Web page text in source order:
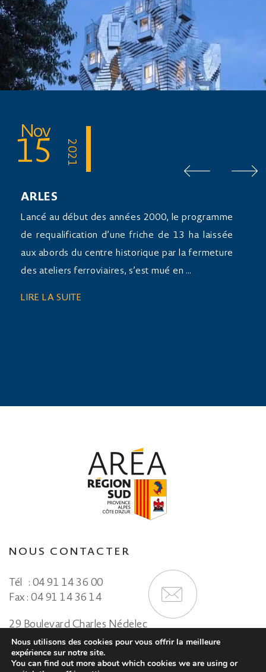
Nov
15 2021
ARLES
Lancé au début des années 2000, le programme
de requalification d’une friche de 13 ha laissée
aux abords du centre historique par la fermeture
des ateliers ferroviaires, s’est mué en …
LIRE LA SUITE
NOUS CONTACTER
Tél : 04 91 14 36 00
Fax : 04 91 14 36 14
29 Boulevard Charles Nédelec
13331 Marseille Cedex 03
MENTIONS LÉGALES
PLAN DU SITE
Nous utilisons des cookies pour vous offrir la meilleure
expérience sur notre site.
You can find out more about which cookies we are using or